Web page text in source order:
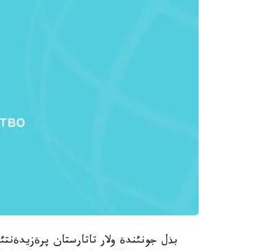
بذل جونئندة ولار تاتارستان